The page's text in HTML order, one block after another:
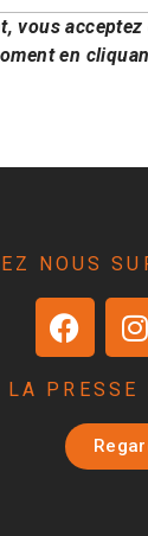
vous
en
NOUS
LA PRESSE